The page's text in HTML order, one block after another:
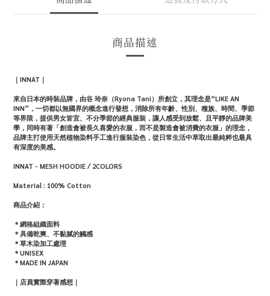
商品描述
｜INNAT｜
來自日本的時裝品牌，由谷 玲奈（Ryona Tani）所創立，其理念是“LIKE AN
INN”，一切都以無國界的概念進行發想，消除所有年齡、性別、種族、時間、季節
等界限，提供男女皆宜、不分季節的經典服裝，讓人感受到放鬆、且平靜的品牌美
學，同時有著「創造會被長久喜愛的衣服，而不是製造會被消費的衣服」的理念，
品牌主打使用天然植物染料手工進行服裝染色，從日常生活中萃取出最純粹也最具
有深度的美感。
INNAT - MESH HOODIE / 2COLORS
Material : 100% Cotton
商品介紹：
＊網格組織面料
＊具備乾爽、不黏膩的觸感
＊草木染加工處理
＊UNISEX
＊MADE IN JAPAN
｜店員實際穿著感想｜